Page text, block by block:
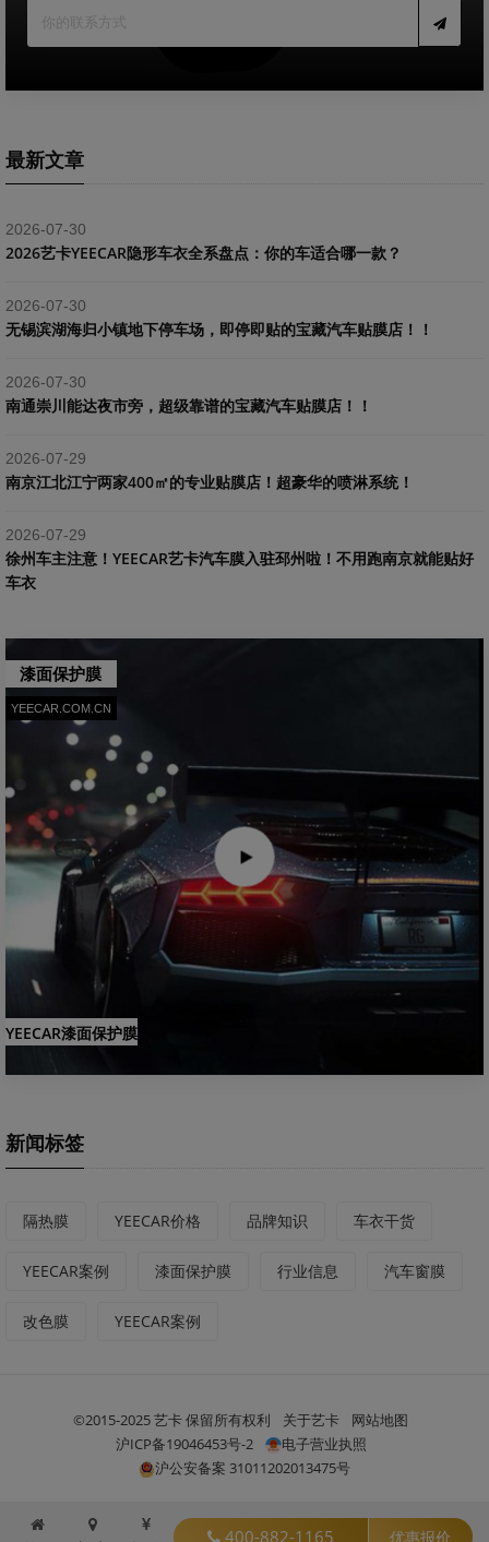
最新文章
2026-07-30
2026艺卡YEECAR隐形车衣全系盘点：你的车适合哪一款？
2026-07-30
​无锡滨湖海归小镇地下停车场，即停即贴的宝藏汽车贴膜店！！
2026-07-30
南通崇川能达夜市旁，超级靠谱的宝藏汽车贴膜店！！
2026-07-29
南京江北江宁两家400㎡的专业贴膜店！超豪华的喷淋系统！
2026-07-29
​徐州车主注意！YEECAR艺卡汽车膜入驻邳州啦！不用跑南京就能贴好
车衣
漆面保护膜
YEECAR.COM.CN
YEECAR漆面保护膜
新闻标签
隔热膜 YEECAR价格 品牌知识 车衣干货
YEECAR案例 漆面保护膜 行业信息 汽车窗膜
改色膜 YEECAR案例
©2015-2025 艺卡 保留所有权利 关于艺卡
网站地图
沪ICP备19046453号-2
电子营业执照
沪公安备案 31011202013475号
400-882-1165 优惠报价